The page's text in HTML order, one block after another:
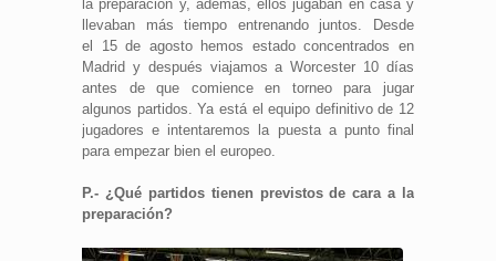
la preparación y, además, ellos jugaban en casa y
llevaban más tiempo entrenando juntos. Desde
el 15 de agosto hemos estado concentrados en
Madrid y después viajamos a Worcester 10 días
antes de que comience en torneo para jugar
algunos partidos. Ya está el equipo definitivo de 12
jugadores e intentaremos la puesta a punto final
para empezar bien el europeo.
P.- ¿Qué partidos tienen previstos de cara a la
preparación?